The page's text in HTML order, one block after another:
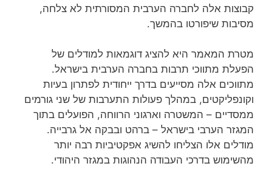
קבוצות אלה לחברה הערבית המסורתית לא צלחה,
מסיבות שיפורטו בהמשך.
מטרת המאמר היא להציג דוגמאות למודלים של
הפעלת מתווכי תרבות בחברה הערבית בישראל.
מתווכים אלה מסייעים בדרך ייחודית לפתרון בעיות
וקונפליקטים, במהלך פעולות התערבות של שני גורמים
ממסדיים – המשטרה וארגוני הרווחה, הפועלים בתוך
המגזר הערבי בישראל – ברהט ובבקה אל גרבייה.
מודלים אלו הצליחו להשיג אפקטיביות רבה יותר
מהשימוש בדרכי העבודה הנהוגות במגזר היהודי.